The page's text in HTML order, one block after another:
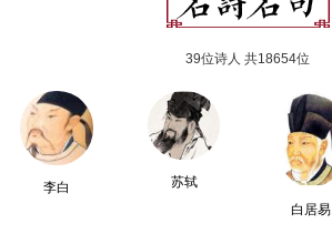
39位诗人 共18654位
李白
苏轼
白居易